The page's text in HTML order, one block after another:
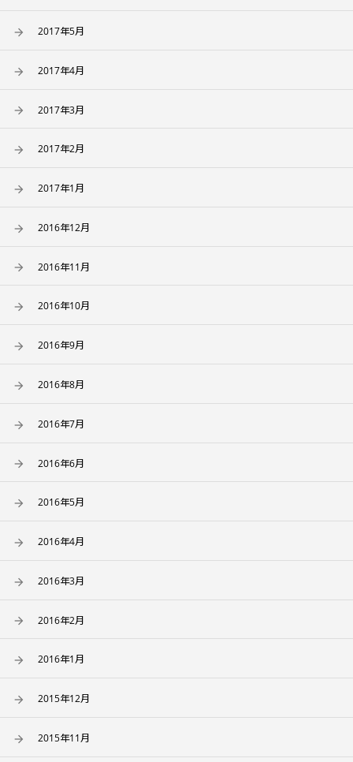
2017年5月
2017年4月
2017年3月
2017年2月
2017年1月
2016年12月
2016年11月
2016年10月
2016年9月
2016年8月
2016年7月
2016年6月
2016年5月
2016年4月
2016年3月
2016年2月
2016年1月
2015年12月
2015年11月